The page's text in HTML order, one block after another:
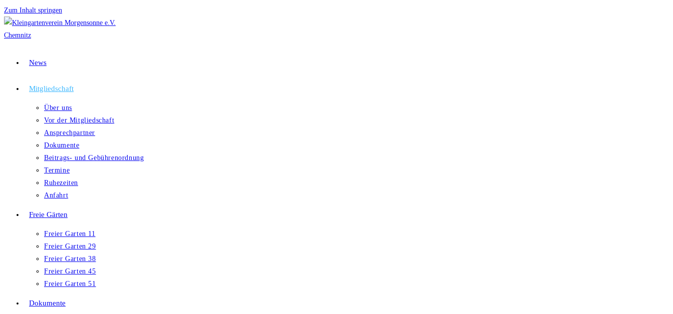
Zum Inhalt springen
News
Mitgliedschaft
Über uns
Vor der Mitgliedschaft
Ansprechpartner
Dokumente
Beitrags- und Gebührenordnung
Termine
Ruhezeiten
Anfahrt
Freie Gärten
Freier Garten 11
Freier Garten 29
Freier Garten 38
Freier Garten 45
Freier Garten 51
Dokumente